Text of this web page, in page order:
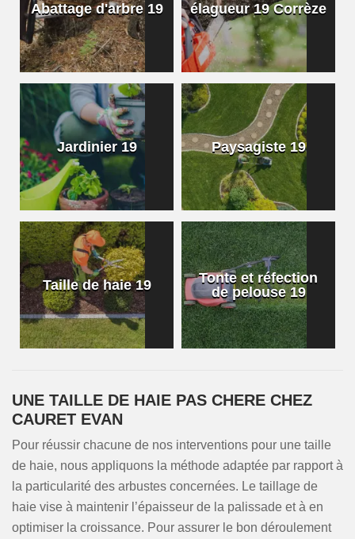
Abattage d'arbre 19 élagueur 19 Corrèze
Jardinier 19 Paysagiste 19
Taille de haie 19
Tonte et réfection
de pelouse 19
UNE TAILLE DE HAIE PAS CHERE CHEZ
CAURET EVAN
Pour réussir chacune de nos interventions pour une taille
de haie, nous appliquons la méthode adaptée par rapport à
la particularité des arbustes concernées. Le taillage de
haie vise à maintenir l’épaisseur de la palissade et à en
optimiser la croissance. Pour assurer le bon déroulement